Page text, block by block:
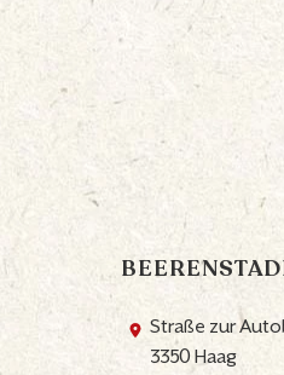
Straße zur
3350 Haag